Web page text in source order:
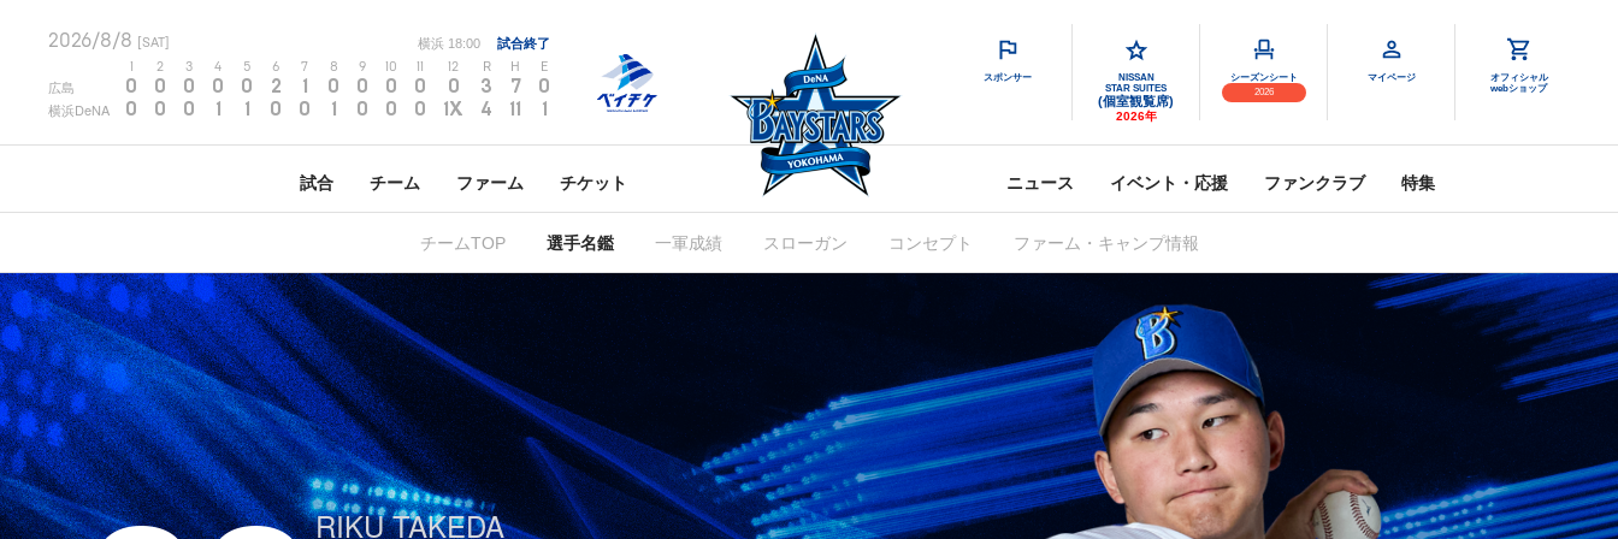
2026/8/8 [SAT] 横浜 18:00 試合終了
2 3 4 5 6 7 8 9 10 12 R H E
広島 0 0 0 0 0 2 1 0 0 0 0 0 3 7 0
横浜DeNA 0 0 0 1 1 0 0 1 0 0 0 1X 4 11 1
スポンサー
NISSAN
STAR SUITES
(個室観覧席)
2026年
シーズンシート
2026
マイページ
オフィシャル
webショップ
試合 チーム ファーム チケット ニュース イベント・応援 ファンクラブ 特集
チームTOP 選手名鑑 一軍成績 スローガン コンセプト ファーム・キャンプ情報
RIKU TAKEDA